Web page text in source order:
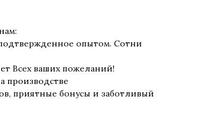
опытом. Сотни
Всех ваших пожеланий!
производстве
приятные бонусы и заботливый